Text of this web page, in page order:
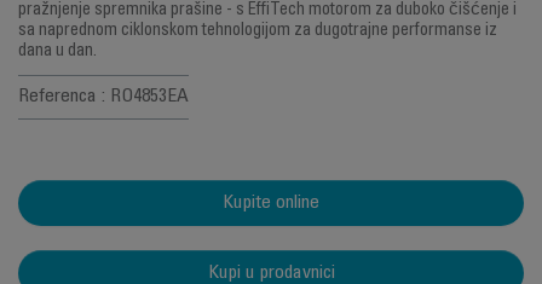
pražnjenje spremnika prašine - s EffiTech motorom za duboko čišćenje i
sa naprednom ciklonskom tehnologijom za dugotrajne performanse iz
dana u dan.
Referenca : RO4853EA
Kupite online
Kupi u prodavnici